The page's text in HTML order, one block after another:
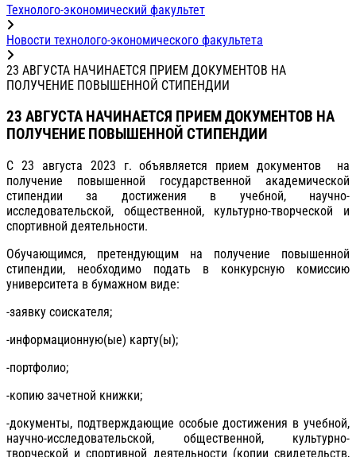
Технолого-экономический факультет
Новости технолого-экономического факультета
23 АВГУСТА НАЧИНАЕТСЯ ПРИЕМ ДОКУМЕНТОВ НА
ПОЛУЧЕНИЕ ПОВЫШЕННОЙ СТИПЕНДИИ
23 АВГУСТА НАЧИНАЕТСЯ ПРИЕМ ДОКУМЕНТОВ НА
ПОЛУЧЕНИЕ ПОВЫШЕННОЙ СТИПЕНДИИ
С 23 августа 2023 г. объявляется прием документов на
получение повышенной государственной академической
стипендии за достижения в учебной, научно-
исследовательской, общественной, культурно-творческой и
спортивной деятельности.
Обучающимся, претендующим на получение повышенной
стипендии, необходимо подать в конкурсную комиссию
университета в бумажном виде:
-заявку соискателя;
-информационную(ые) карту(ы);
-портфолио;
-копию зачетной книжки;
-документы, подтверждающие особые достижения в учебной,
научно-исследовательской, общественной, культурно-
творческой и спортивной деятельности (копии свидетельств,